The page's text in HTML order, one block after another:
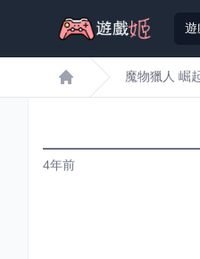
遊戲姬首頁
魔物獵人 崛
4年前